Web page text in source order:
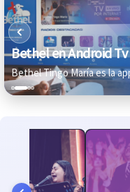
Bethel en Android Tv
Bethel Tingo María es la